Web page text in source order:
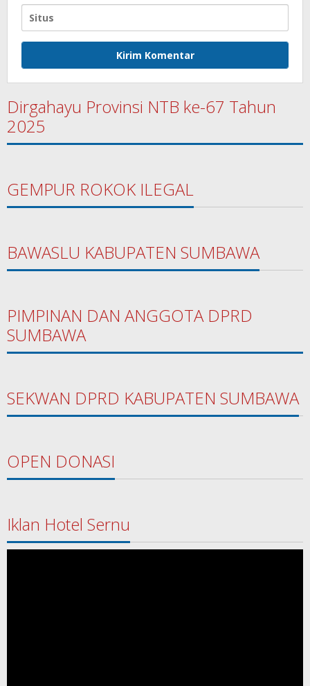
Dirgahayu Provinsi NTB ke-67 Tahun
2025
GEMPUR ROKOK ILEGAL
BAWASLU KABUPATEN SUMBAWA
PIMPINAN DAN ANGGOTA DPRD
SUMBAWA
SEKWAN DPRD KABUPATEN SUMBAWA
OPEN DONASI
Iklan Hotel Sernu